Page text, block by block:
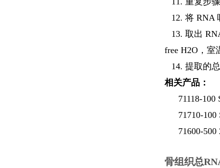
12. 将 RNA
13. 取出
free H2O，室
14. 提取的
相关产品：
71118-
71710-
71600-
骨组织总